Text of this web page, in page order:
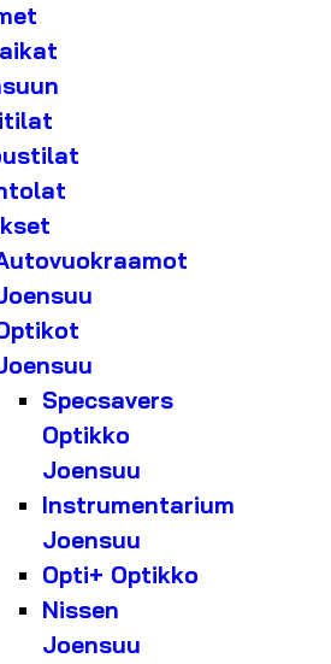
Specsavers
Optikko
Joensuu
Instrumentarium
Joensuu
Opti+ Optikko
Nissen
Joensuu